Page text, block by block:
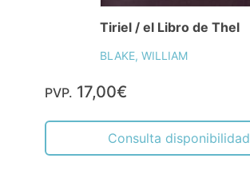
Tiriel / el Libro de Thel
BLAKE, WILLIAM
PVP. 17,00€
Consulta disponibilidad